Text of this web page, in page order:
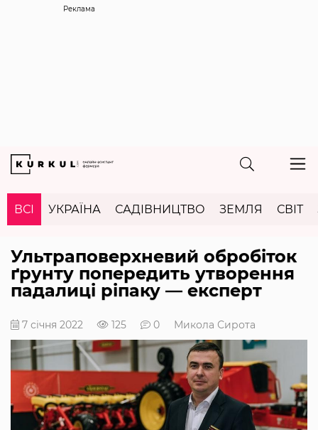
Реклама
ВСІ УКРАЇНА САДІВНИЦТВО ЗЕМЛЯ СВІТ
Ультраповерхневий обробіток
ґрунту попередить утворення
падалиці ріпаку — експерт
7 січня 2022 125 0 Микола Сирота